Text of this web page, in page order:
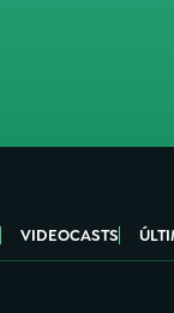
VIDEOCASTS